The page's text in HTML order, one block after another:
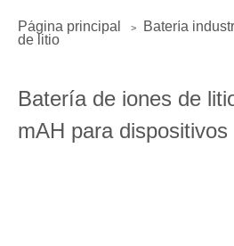
Página principal > Batería
de litio
Batería de iones de
mAH para dispositivos